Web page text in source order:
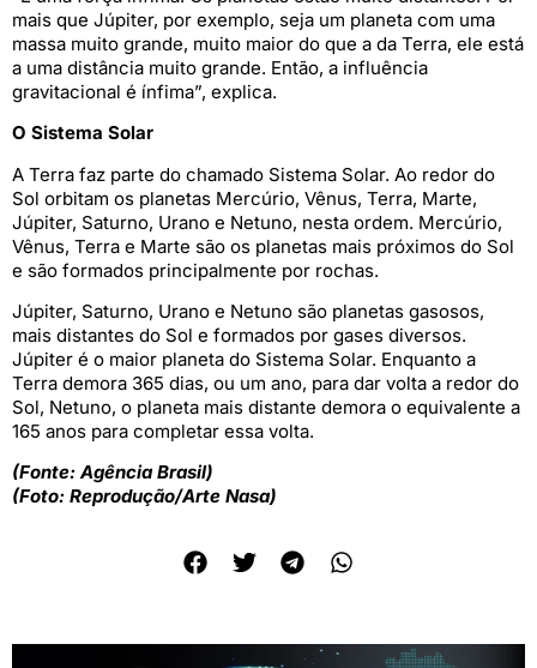
mais que Júpiter, por exemplo, seja um planeta com uma
massa muito grande, muito maior do que a da Terra, ele está
a uma distância muito grande. Então, a influência
gravitacional é ínfima”, explica.
O Sistema Solar
A Terra faz parte do chamado Sistema Solar. Ao redor do
Sol orbitam os planetas Mercúrio, Vênus, Terra, Marte,
Júpiter, Saturno, Urano e Netuno, nesta ordem. Mercúrio,
Vênus, Terra e Marte são os planetas mais próximos do Sol
e são formados principalmente por rochas.
Júpiter, Saturno, Urano e Netuno são planetas gasosos,
mais distantes do Sol e formados por gases diversos.
Júpiter é o maior planeta do Sistema Solar. Enquanto a
Terra demora 365 dias, ou um ano, para dar volta a redor do
Sol, Netuno, o planeta mais distante demora o equivalente a
165 anos para completar essa volta.
(Fonte: Agência Brasil)
(Foto: Reprodução/Arte Nasa)